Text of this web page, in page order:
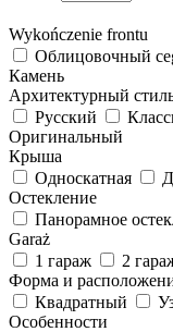
Wykończenie frontu
Облицовочный
Камень
Архитектурный
Русский
Оригинальный
Крыша
Односкатная
Остекление
Панорамное
Garaż
1 гараж
2
Форма и
Квадратный
Особенности